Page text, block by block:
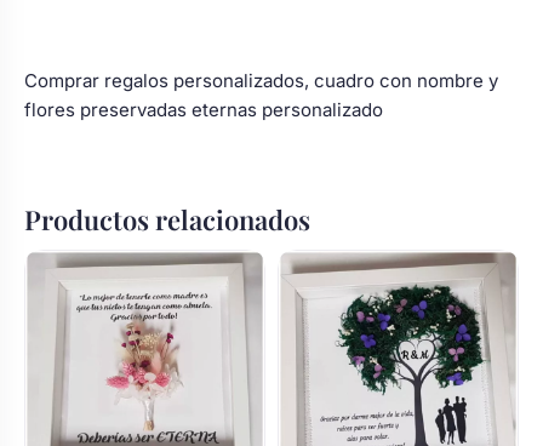
Comprar regalos personalizados, cuadro con nombre y
flores preservadas eternas personalizado
Productos relacionados